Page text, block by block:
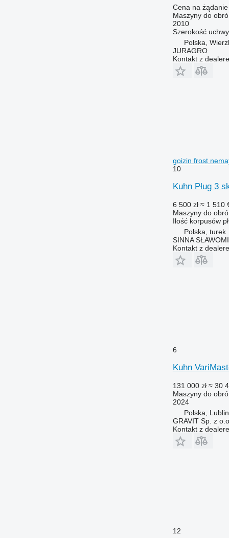
Cena na żądanie
Maszyny do
2010
Szerokość
Polska,
JURAGRO
Kontakt z
goizin frost
10
Kuhn Pług 3
6 500 zł ≈ 1 510
Maszyny do
Ilość korpusów
Polska, turek
SINNA
Kontakt z
6
Kuhn
131 000 zł ≈ 30
Maszyny do
2024
Polska, Lublin
GRAVIT Sp. z
Kontakt z
12